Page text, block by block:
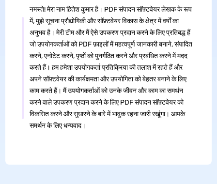
नमस्ते! मेरा नाम हितेश कुमार है। PDF संपादन सॉफ़्टवेयर लेखक के रूप
में, मुझे सूचना प्रौद्योगिकी और सॉफ़्टवेयर विकास के क्षेत्र में वर्षों का
अनुभव है। मेरी टीम और मैं ऐसे उपकरण प्रदान करने के लिए प्रतिबद्ध हैं
जो उपयोगकर्ताओं को PDF फ़ाइलों में महत्वपूर्ण जानकारी बनाने, संपादित
करने, एनोटेट करने, पृष्ठों को पुनर्गठित करने और प्रबंधित करने में मदद
करते हैं। हम हमेशा उपयोगकर्ता प्रतिक्रिया की तलाश में रहते हैं और
अपने सॉफ़्टवेयर की कार्यक्षमता और उपयोगिता को बेहतर बनाने के लिए
काम करते हैं। मैं उपयोगकर्ताओं को उनके जीवन और काम का समर्थन
करने वाले उपकरण प्रदान करने के लिए PDF संपादन सॉफ़्टवेयर को
विकसित करने और सुधारने के बारे में भावुक रहना जारी रखूंगा। आपके
समर्थन के लिए धन्यवाद।